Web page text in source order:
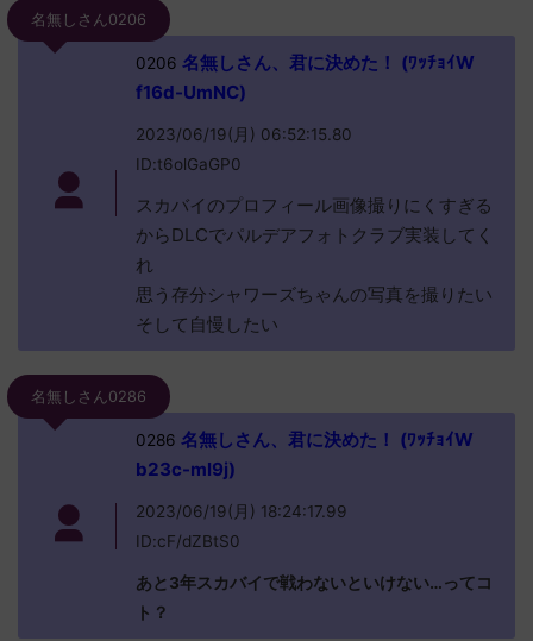
名無しさん0206
0206 名無しさん、君に決めた！ (ﾜｯﾁｮｲW
f16d-UmNC)
2023/06/19(月) 06:52:15.80
ID:t6olGaGP0
スカバイのプロフィール画像撮りにくすぎる
からDLCでパルデアフォトクラブ実装してく
れ
思う存分シャワーズちゃんの写真を撮りたい
そして自慢したい
名無しさん0286
0286 名無しさん、君に決めた！ (ﾜｯﾁｮｲW
b23c-ml9j)
2023/06/19(月) 18:24:17.99
ID:cF/dZBtS0
あと3年スカバイで戦わないといけない…ってコ
ト？